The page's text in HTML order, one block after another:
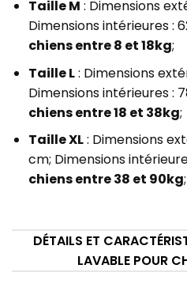
Taille M : Dimensions
Dimensions intérieures :
chiens entre 8 et 18kg;
Taille L: Dimensions
Dimensions intérieures :
chiens entre 18 et 38kg;
Taille XL: Dimensions
cm; Dimensions
chiens entre 38 et 90kg;
DÉTAILS ET
LAVABLE POUR